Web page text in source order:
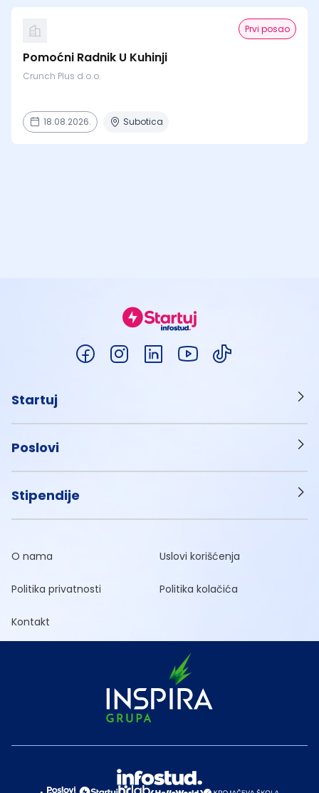
Prvi posao
Pomoćni Radnik U Kuhinji
Crunch Plus d.o.o.
18.08.2026. Subotica
Startuj
Poslovi
Stipendije
O nama Uslovi korišćenja
Politika privatnosti Politika kolačića
Kontakt